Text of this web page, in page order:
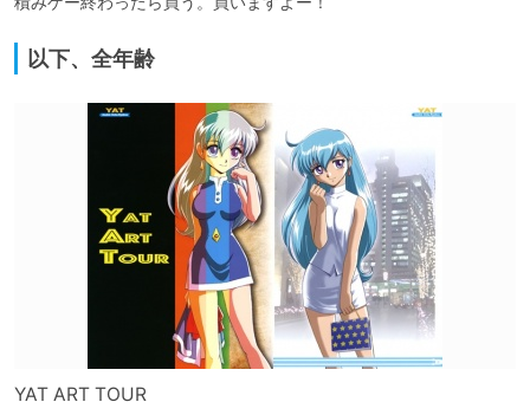
以下、全年齢
YAT ART TOUR